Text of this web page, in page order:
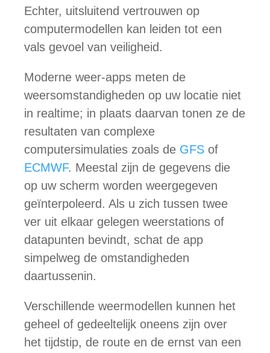
Echter, uitsluitend vertrouwen op
computermodellen kan leiden tot een
vals gevoel van veiligheid.
Moderne weer-apps meten de
weersomstandigheden op uw locatie niet
in realtime; in plaats daarvan tonen ze de
resultaten van complexe
computersimulaties zoals de GFS of
ECMWF. Meestal zijn de gegevens die
op uw scherm worden weergegeven
geïnterpoleerd. Als u zich tussen twee
ver uit elkaar gelegen weerstations of
datapunten bevindt, schat de app
simpelweg de omstandigheden
daartussenin.
Verschillende weermodellen kunnen het
geheel of gedeeltelijk oneens zijn over
het tijdstip, de route en de ernst van een